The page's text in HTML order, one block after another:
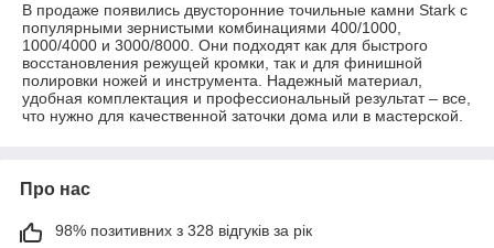
В продаже появились двусторонние точильные камни Stark с
популярными зернистыми комбинациями 400/1000,
1000/4000 и 3000/8000. Они подходят как для быстрого
восстановления режущей кромки, так и для финишной
полировки ножей и инструмента. Надежный материал,
удобная комплектация и профессиональный результат – все,
что нужно для качественной заточки дома или в мастерской.
Про нас
98% позитивних з 328 відгуків за рік